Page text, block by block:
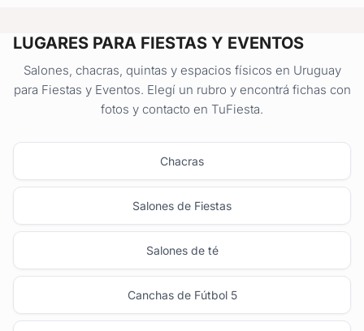
LUGARES PARA FIESTAS Y EVENTOS
Salones, chacras, quintas y espacios físicos en Uruguay
para Fiestas y Eventos. Elegí un rubro y encontrá fichas con
fotos y contacto en TuFiesta.
Chacras
Salones de Fiestas
Salones de té
Canchas de Fútbol 5